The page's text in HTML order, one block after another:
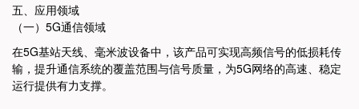
五、应用领域
（一）5G通信领域
在5G基站天线、毫米波设备中，该产品可实现高频信号的低损耗传
输，提升通信系统的覆盖范围与信号质量，为5G网络的高速、稳定
运行提供有力支撑。